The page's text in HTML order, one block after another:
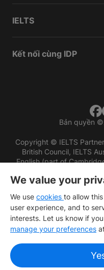
IELTS
Kết nối cùng IDP
Bản quyền ©
Copyright © IELTS
British Council, IELTS
English (part of
Các nhà đầu tư
We value your
We use cookies to allow
user experience, and to
interests. Let us know if
manage your preferences